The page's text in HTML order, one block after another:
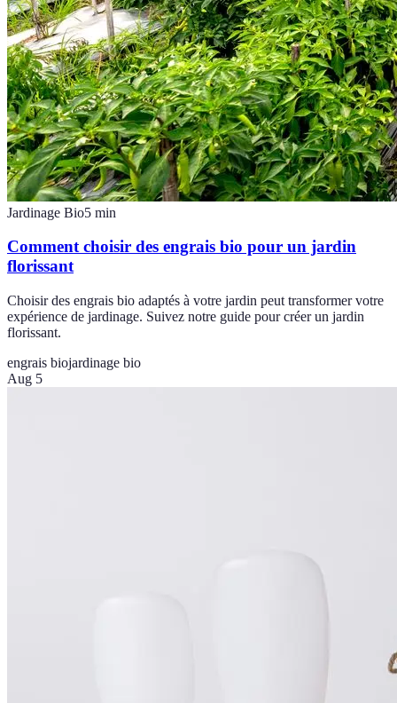
Jardinage Bio5 min
Comment choisir des engrais bio pour un jardin
florissant
Choisir des engrais bio adaptés à votre jardin peut transformer votre
expérience de jardinage. Suivez notre guide pour créer un jardin
florissant.
engrais biojardinage bio
Aug 5